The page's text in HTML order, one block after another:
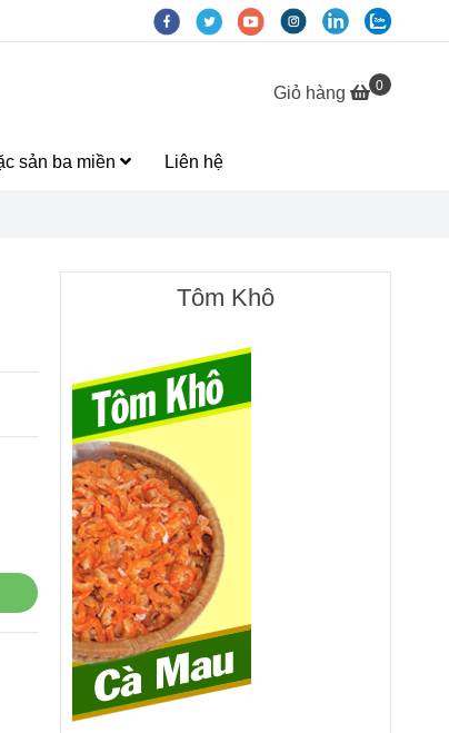
Giỏ hàng 0
sản ba miền Liên hệ
Tôm Khô